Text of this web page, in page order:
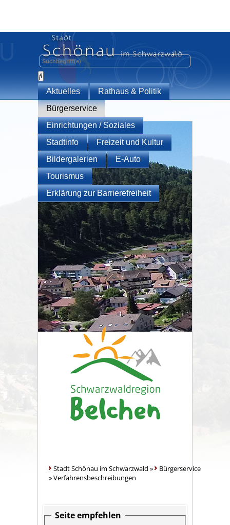
Aktuelles
Rathaus & Politik
Bürgerservice
Einrichtungen / Soziales
Stadtinfo
Freizeit und Kultur
Bildergalerien
E-Auto
Tourismus
Erklärung zur Barrierefreiheit
Stadt Schönau im Schwarzwald »
Bürgerservice
»Verfahrensbeschreibungen
Seite empfehlen